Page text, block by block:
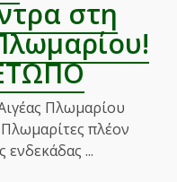
στη
Πλωμαρίου
πλέον
ενδεκάδας ...